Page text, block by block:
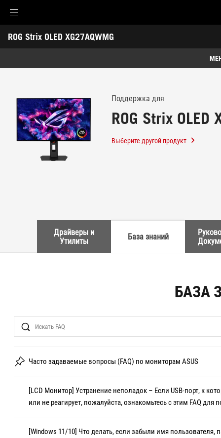
Accessibility links
Skip to content
Accessibility Help
Skip to Menu
ASUS Footer
ROG Strix OLED XG27AQWMG
-
Обзор
Характеристики
Награды
Галерея
Поддержка
Поддержка для
ROG Strix OLED
Выберите другой продукт
Драйверы и
Утилиты
База знаний
БАЗА
Search
Часто задаваемые вопросы (FAQ) по мониторам ASUS
[LCD Монитор] Устранение неполадок – Если USB-порт, к
или не реагирует, пожалуйста, ознакомьтесь с этим FAQ для
[Windows 11/10] Что делать, если забыли имя пользователя,